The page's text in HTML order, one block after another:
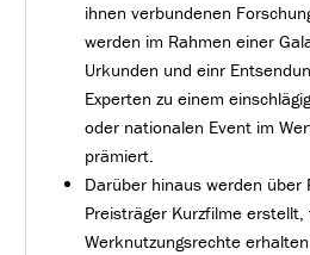
ihnen verbundenen
werden im Rahmen einer
Urkunden und einr
Experten zu einem
oder nationalen Event im
prämiert.
Darüber hinaus werden über
Preisträger Kurzfilme
Werknutzungsrechte